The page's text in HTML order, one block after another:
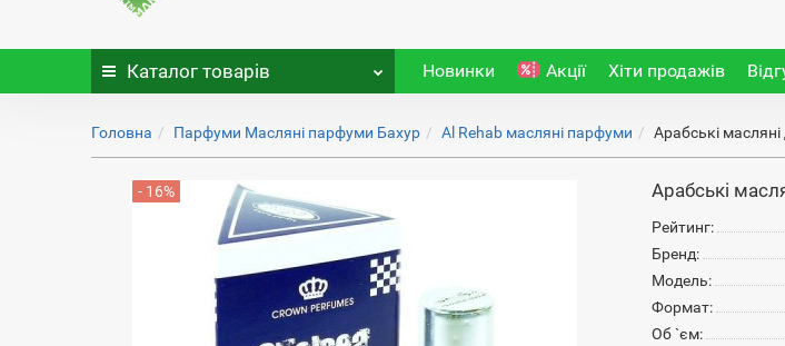
Каталог товарів Новинки Акції Хіти продажів
Головна Парфуми Масляні парфуми Бахур Al Rehab масляні парфуми Арабські
- 16% Арабські
Рейтинг:
Бренд:
Модель:
Формат:
Об `єм: